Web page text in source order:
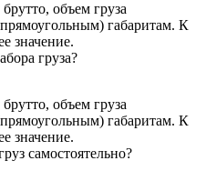
объем груза
габаритам. К
значение.
груза?
объем груза
габаритам. К
значение.
самостоятельно?